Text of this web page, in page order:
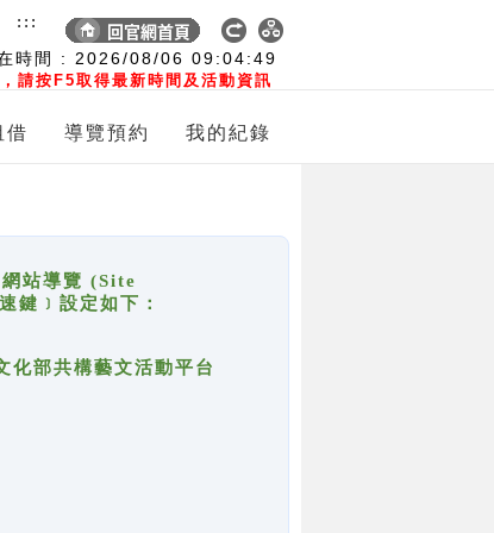
時間 : 2026/08/06 09:04:50
請按F5取得最新時間及活動資訊
:::
借 導覽預約 我的紀錄
站導覽 (Site
﹞設定如下：
部共構藝文活動平台